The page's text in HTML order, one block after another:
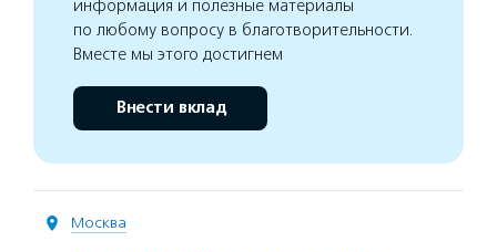
информация и полезные материалы
по любому вопросу в благотворительности.
Вместе мы этого достигнем
Внести вклад
Москва